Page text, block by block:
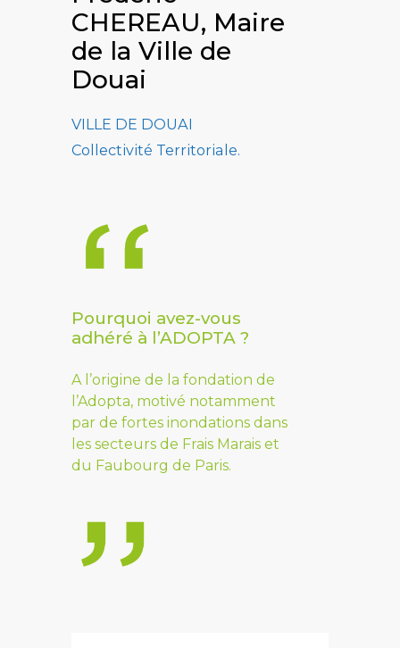
CHEREAU, Maire
de la Ville de
Douai
VILLE DE DOUAI
Collectivité Territoriale.
Pourquoi avez-vous
adhéré à l’ADOPTA ?
A l’origine de la fondation de
l’Adopta, motivé notamment
par de fortes inondations dans
les secteurs de Frais Marais et
du Faubourg de Paris.